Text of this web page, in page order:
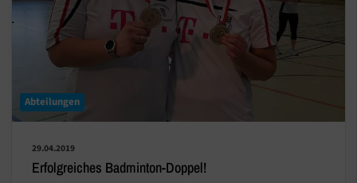
Abteilungen
29.04.2019
Erfolgreiches Badminton-Doppel!